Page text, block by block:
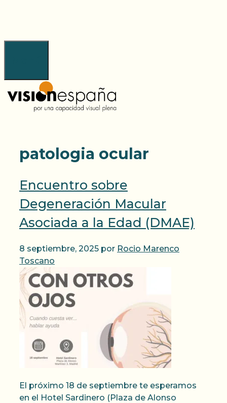
patologia ocular
Encuentro sobre
Degeneración Macular
Asociada a la Edad (DMAE)
8 septiembre, 2025 por Rocio Marenco
Toscano
El próximo 18 de septiembre te esperamos
en el Hotel Sardinero (Plaza de Alonso